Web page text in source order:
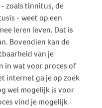
zoals tinnitus, de
- weet op een
leren leven. Dat is
Bovendien kan de
van je
in wat voor proces of
internet ga je op zoek
wel mogelijk is voor
vind je mogelijk